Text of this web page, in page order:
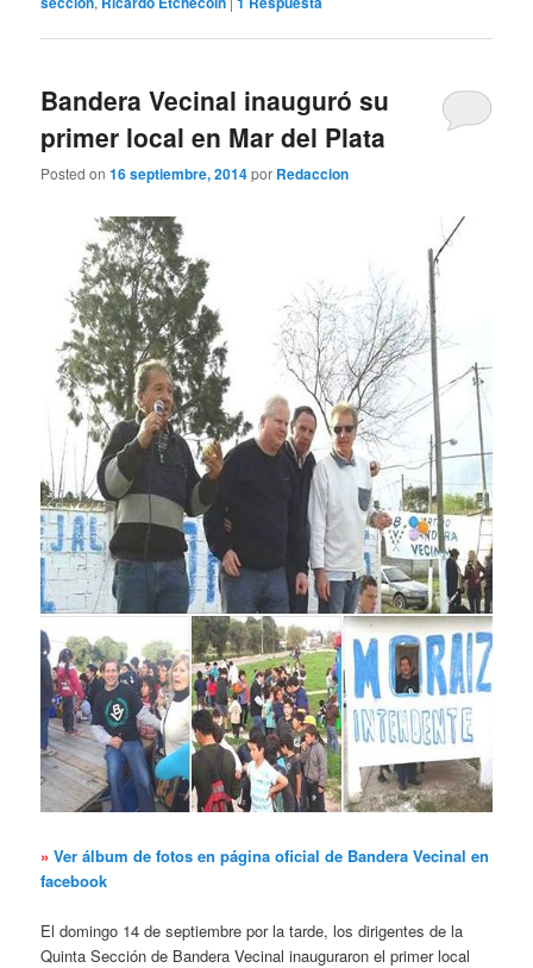
Bandera Vecinal inauguró su
primer local en Mar del Plata
Posted on16 septiembre, 2014por Redaccion
» Ver álbum de fotos en página oficial de Bandera Vecinal en
facebook
El domingo 14 de septiembre por la tarde, los dirigentes de la
Quinta Sección de Bandera Vecinal inauguraron el primer local